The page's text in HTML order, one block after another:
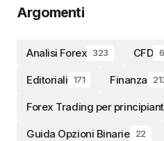
Argomenti
Analisi Forex 323 CFD 6
Editoriali 171 Finanza
Forex Trading per
Guida Opzioni Binarie 22